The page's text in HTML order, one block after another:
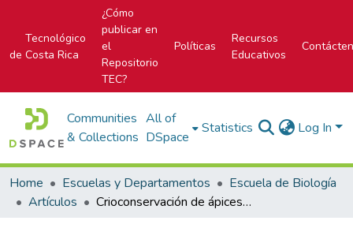
Tecnológico
de Costa Rica
¿Cómo
publicar en
el
Repositorio
TEC?
Políticas
Recursos
Educativos
Communities
& Collections
All of
DSpace
Statistics Log In
Home Escuelas y Departamentos
Escuela de Biología
Artículos
Crioconservación de ápices y semillas de cedro (Cedrela odorata L.) mediante las técnicas de vitrificación y deshidratación